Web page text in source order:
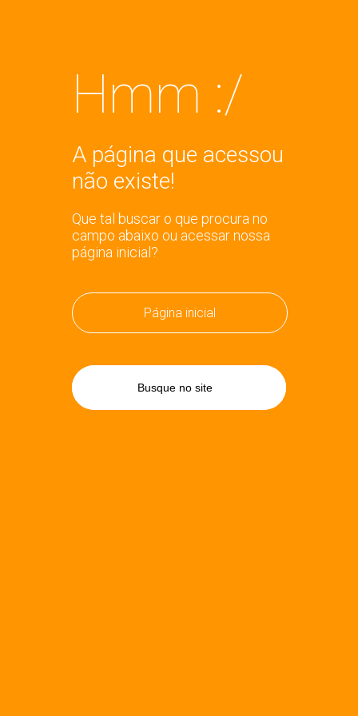
Hmm :/
A página que acessou
não existe!
Que tal buscar o que procura no
campo abaixo ou acessar nossa
página inicial?
Página inicial